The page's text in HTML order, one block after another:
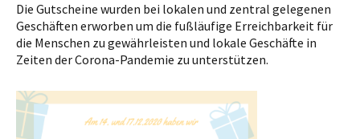
Die Gutscheine wurden bei lokalen und zentral gelegenen
Geschäften erworben um die fußläufige Erreichbarkeit für
die Menschen zu gewährleisten und lokale Geschäfte in
Zeiten der Corona-Pandemie zu unterstützen.